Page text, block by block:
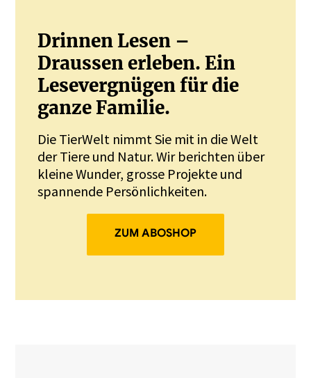
Drinnen Lesen –
Draussen erleben. Ein
Lesevergnügen für die
ganze Familie.
Die TierWelt nimmt Sie mit in die Welt
der Tiere und Natur. Wir berichten über
kleine Wunder, grosse Projekte und
spannende Persönlichkeiten.
ZUM ABOSHOP